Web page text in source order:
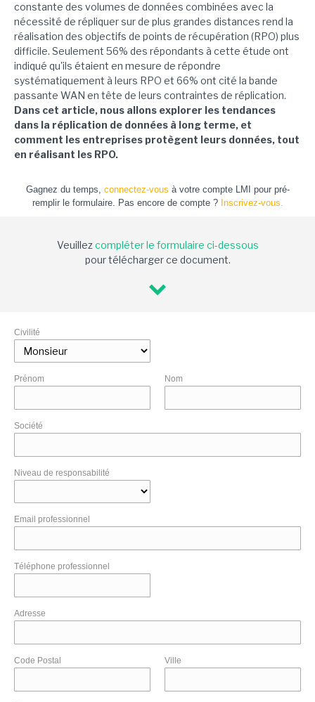
constante des volumes de données combinées avec la
nécessité de répliquer sur de plus grandes distances rend la
réalisation des objectifs de points de récupération (RPO) plus
difficile. Seulement 56% des répondants à cette étude ont
indiqué qu'ils étaient en mesure de répondre
systématiquement à leurs RPO et 66% ont cité la bande
passante WAN en tête de leurs contraintes de réplication.
Dans cet article, nous allons explorer les tendances
dans la réplication de données à long terme, et
comment les entreprises protègent leurs données, tout
en réalisant les RPO.
Gagnez du temps, connectez-vous à votre compte LMI pour pré-
remplir le formulaire. Pas encore de compte ? Inscrivez-vous.
Veuillezcompléter le formulaire ci-dessous
pour télécharger ce document.
Civilité
Prénom Nom
Société
Niveau de responsabilité
Email professionnel
Téléphone professionnel
Adresse
Code Postal Ville